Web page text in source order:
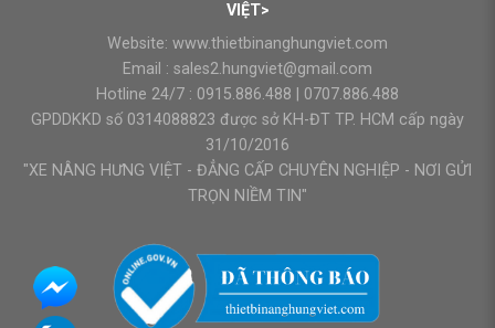
VIỆT>
Website: www.thietbinanghungviet.com
Email : sales2.hungviet@gmail.com
Hotline 24/7 : 0915.886.488
0707.886.488
GPDDKKD số 0314088823 được sở KH-ĐT TP. HCM cấp ngày
31/10/2016
"XE NÂNG HƯNG VIỆT - ĐẲNG CẤP CHUYÊN NGHIỆP - NƠI GỬI
TRỌN NIỀM TIN"